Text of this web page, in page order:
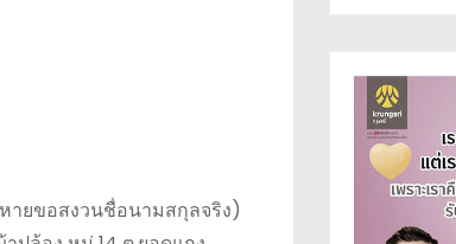
ายขอสงวนชื่อนามสกุลจริง)